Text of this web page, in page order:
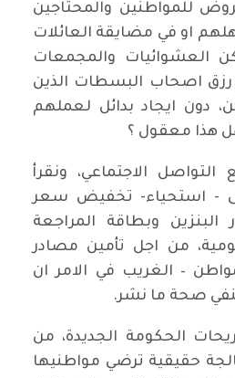
للمواطنين والمحتاجين
او في مضايقة العائلات
العشوائيات والمجمعات
رزق اصحاب البسطات الذين
دون ايجاد بدائل لعملهم
هذا معقول ؟
الاجتماعي، ونقرأ
- استحياء- تخفيض سعر
البنزين وبطاقة المراجعة
من اجل تأمين مصادر
– الغريب في الامر ان
صحة ما نشر.
الحكومة الجديدة، من
حقيقية ترضي مواطنيها